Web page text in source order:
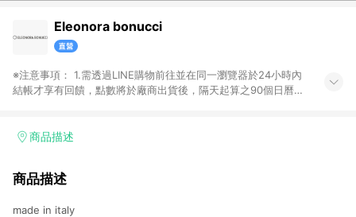
Eleonora bonucci
※注意事項： 1.需透過LINE購物前往並在同一瀏覽器於24小時內
結帳才享有回饋，點數將於廠商出貨後，隔天起算之90個日曆天
差異。 4.若於商家App下單，不符合LINE購物導購資格。
商品描述
商品描述
made in italy